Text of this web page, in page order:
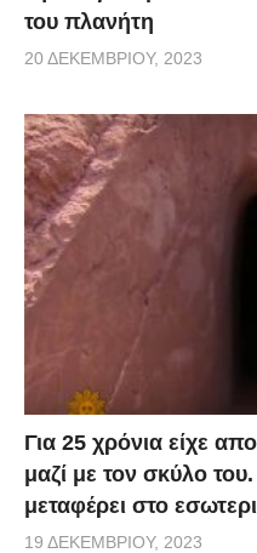
του πλανήτη
20 ΔΕΚΕΜΒΡΊΟΥ, 2023
Για 25 χρόνια είχε
μαζί με τον σκύλο
μεταφέρει στο
19 ΔΕΚΕΜΒΡΊΟΥ, 2023